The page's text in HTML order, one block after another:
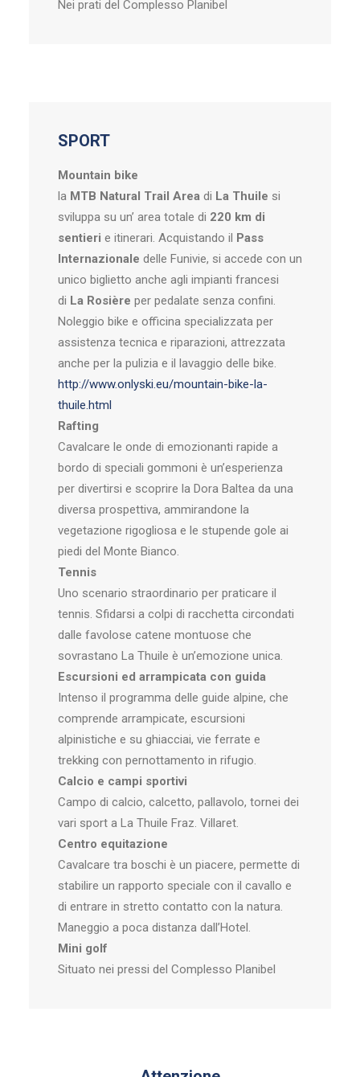
Nei prati del Complesso Planibel
SPORT
Mountain bike
la MTB Natural Trail Area di La Thuile si
sviluppa su un’ area totale di 220 km di
sentieri e itinerari. Acquistando il Pass
Internazionale delle Funivie, si accede con un
unico biglietto anche agli impianti francesi
di La Rosière per pedalate senza confini.
Noleggio bike e officina specializzata per
assistenza tecnica e riparazioni, attrezzata
anche per la pulizia e il lavaggio delle bike.
http://www.onlyski.eu/mountain-bike-la-
thuile.html
Rafting
Cavalcare le onde di emozionanti rapide a
bordo di speciali gommoni è un’esperienza
per divertirsi e scoprire la Dora Baltea da una
diversa prospettiva, ammirandone la
vegetazione rigogliosa e le stupende gole ai
piedi del Monte Bianco.
Tennis
Uno scenario straordinario per praticare il
tennis. Sfidarsi a colpi di racchetta circondati
dalle favolose catene montuose che
sovrastano La Thuile è un’emozione unica.
Escursioni ed arrampicata con guida
Intenso il programma delle guide alpine, che
comprende arrampicate, escursioni
alpinistiche e su ghiacciai, vie ferrate e
trekking con pernottamento in rifugio.
Calcio e campi sportivi
Campo di calcio, calcetto, pallavolo, tornei dei
vari sport a La Thuile Fraz. Villaret.
Centro equitazione
Cavalcare tra boschi è un piacere, permette di
stabilire un rapporto speciale con il cavallo e
di entrare in stretto contatto con la natura.
Maneggio a poca distanza dall’Hotel.
Mini golf
Situato nei pressi del Complesso Planibel